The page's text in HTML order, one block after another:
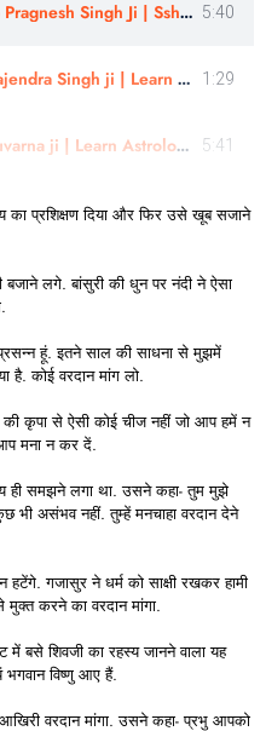
Reviewed By Astro Pragnesh Singh Ji | Sshree Astro Vastu 5:40
Review by Astro Rajendra Singh ji | Learn Astrology 1:29
Review by Astro Suvarna ji | Learn Astrology 5:41
काप्रशिक्षणदिया औरफिरउसेखूबसजाने
बजानेलगे.बांसुरीकी धुनपरनंदीनेऐसा
हूं.इतनेसालकीसाधनासेमुझमें
है.कोईवरदानमांगलो.
कीकृपासेऐसीकोईचीजनहींजो आपहमेंन
मनानकरदें.
हीसमझनेलगा था.उसनेकहा-तुममुझे
भी असंभवनहीं.तुम्हेंमनचाहावरदानदेने
नहटेंगे.गजासुरनेधर्मकोसाक्षीरखकरहामी
मुक्तकरनेकावरदानमांगा.
मेंबसेशिवजीकारहस्यजाननेवालायह
भगवानविष्णु आएहैं.
आखिरीवरदानमांगा.उसनेकहा-प्रभु आपको